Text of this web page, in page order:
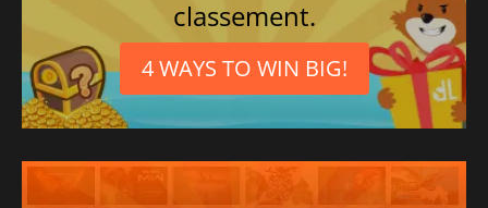
classement.
4 WAYS TO WIN BIG!